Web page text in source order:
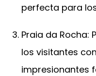
perfecta para
Praia da Rocha:
los visitantes
impresionantes